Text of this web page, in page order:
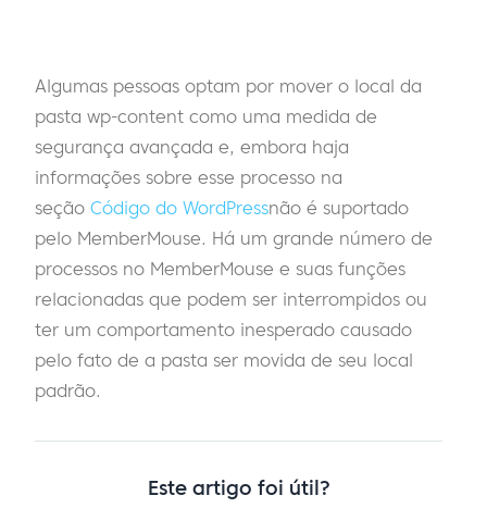
Algumas pessoas optam por mover o local da
pasta wp-content como uma medida de
segurança avançada e, embora haja
informações sobre esse processo na
seção Código do WordPressnão é suportado
pelo MemberMouse. Há um grande número de
processos no MemberMouse e suas funções
relacionadas que podem ser interrompidos ou
ter um comportamento inesperado causado
pelo fato de a pasta ser movida de seu local
padrão.
Este artigo foi útil?